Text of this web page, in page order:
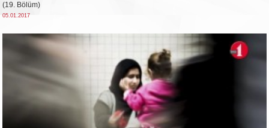
(19. Bölüm)
05.01.2017